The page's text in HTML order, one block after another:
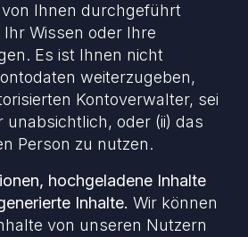
Ihnen durchgeführt
Wissen oder Ihre
Es ist Ihnen nicht
weiterzugeben,
Kontoverwalter, sei
unabsichtlich, oder (ii) das
Person zu nutzen.
hochgeladene Inhalte
Inhalte. Wir können
von unseren Nutzern